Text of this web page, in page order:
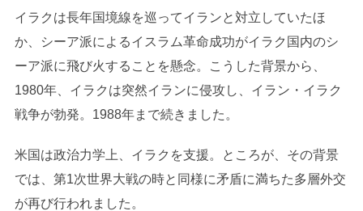
イラクは長年国境線を巡ってイランと対立していたほ
か、シーア派によるイスラム革命成功がイラク国内のシ
ーア派に飛び火することを懸念。こうした背景から、
1980年、イラクは突然イランに侵攻し、イラン・イラク
戦争が勃発。1988年まで続きました。
米国は政治力学上、イラクを支援。ところが、その背景
では、第1次世界大戦の時と同様に矛盾に満ちた多層外交
が再び行われました。